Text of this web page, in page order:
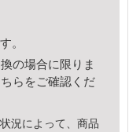
。
の場合に限りま
ら をご確認くだ
況によって、商品